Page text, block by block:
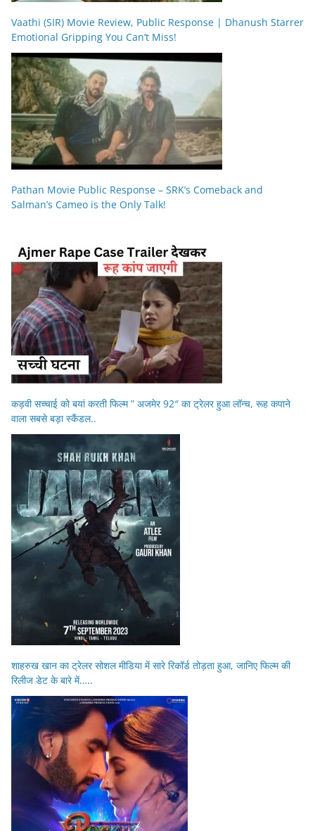
Vaathi (SIR) Movie Review, Public Response | Dhanush Starrer
Emotional Gripping You Can’t Miss!
Pathan Movie Public Response – SRK’s Comeback and
Salman’s Cameo is the Only Talk!
कड़वी सच्चाई को बयां करती फिल्म ” अजमेर 92″ का ट्रेलर हुआ लॉन्च, रूह कपाने
वाला सबसे बड़ा स्कैंडल..
शाहरुख खान का ट्रेलर सोशल मीडिया में सारे रिकॉर्ड तोड़ता हुआ, जानिए फिल्म की
रिलीज डेट के बारे में…..